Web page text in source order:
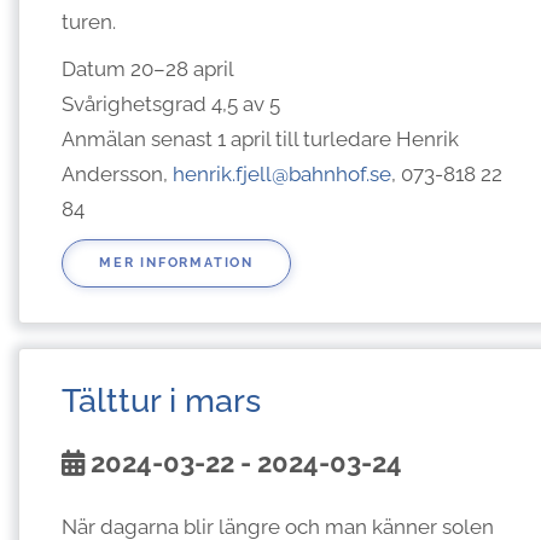
turen.
Datum 20–28 april
Svårighetsgrad 4,5 av 5
Anmälan senast 1 april till turledare Henrik
Andersson, henrik.fjell@bahnhof.se, 073-818 22
84
MER INFORMATION
Tälttur i mars
2024-03-22 - 2024-03-24
När dagarna blir längre och man känner solen